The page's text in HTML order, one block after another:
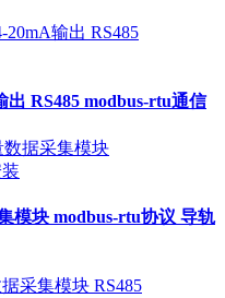
RS485 modbus-rtu通信
模块 modbus-rtu协议 导轨